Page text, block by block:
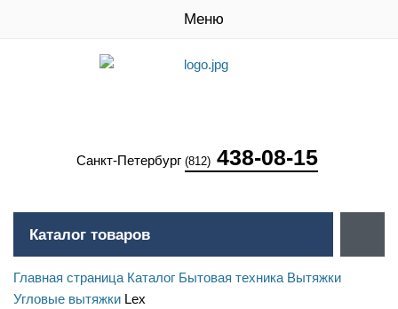
Меню
Санкт-Петербург (812) 438-08-15
Каталог товаров
Главная страница Каталог Бытовая техника Вытяжки
Угловые вытяжки Lex